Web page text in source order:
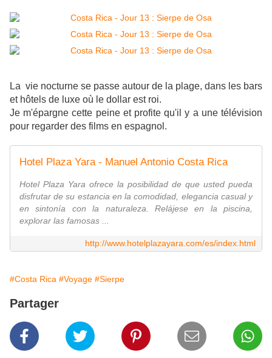
La vie nocturne se passe autour de la plage, dans les bars
et hôtels de luxe où le dollar est roi.
Je m'épargne cette peine et profite qu'il y a une télévision
pour regarder des films en espagnol.
Hotel Plaza Yara - Manuel Antonio Costa Rica
Hotel Plaza Yara ofrece la posibilidad de que usted pueda
disfrutar de su estancia en la comodidad, elegancia casual y
en sintonía con la naturaleza. Relájese en la piscina,
explorar las famosas ...
http://www.hotelplazayara.com/es/index.html
#Costa Rica #Voyage #Sierpe
Partager